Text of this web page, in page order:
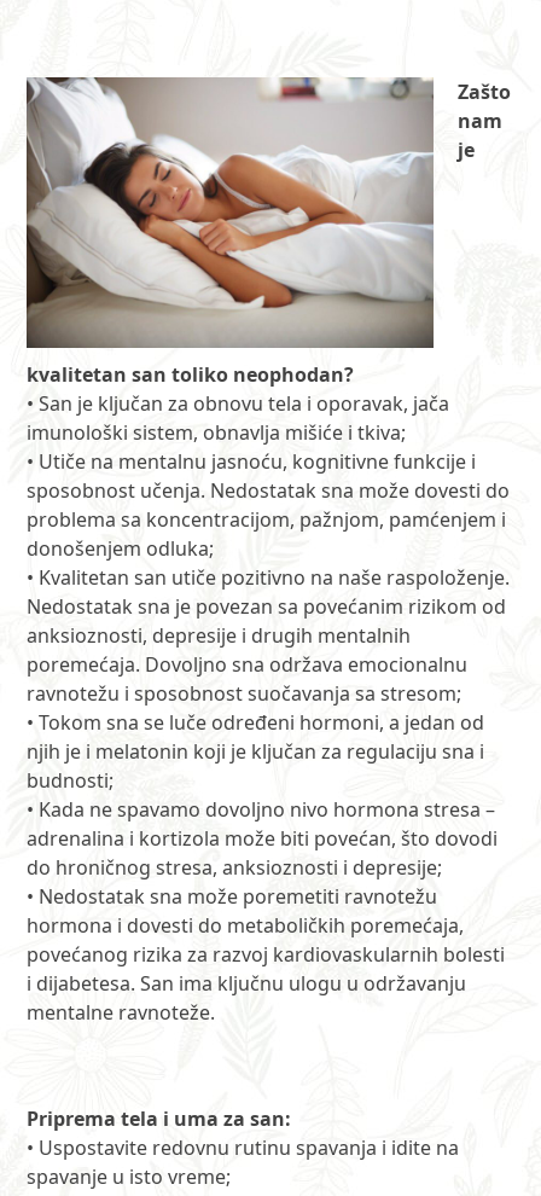
Zašto
nam
je
kvalitetan san toliko neophodan?
• San je ključan za obnovu tela i oporavak, jača
imunološki sistem, obnavlja mišiće i tkiva;
• Utiče na mentalnu jasnoću, kognitivne funkcije i
sposobnost učenja. Nedostatak sna može dovesti do
problema sa koncentracijom, pažnjom, pamćenjem i
donošenjem odluka;
• Kvalitetan san utiče pozitivno na naše raspoloženje.
Nedostatak sna je povezan sa povećanim rizikom od
anksioznosti, depresije i drugih mentalnih
poremećaja. Dovoljno sna održava emocionalnu
ravnotežu i sposobnost suočavanja sa stresom;
• Tokom sna se luče određeni hormoni, a jedan od
njih je i melatonin koji je ključan za regulaciju sna i
budnosti;
• Kada ne spavamo dovoljno nivo hormona stresa –
adrenalina i kortizola može biti povećan, što dovodi
do hroničnog stresa, anksioznosti i depresije;
• Nedostatak sna može poremetiti ravnotežu
hormona i dovesti do metaboličkih poremećaja,
povećanog rizika za razvoj kardiovaskularnih bolesti
i dijabetesa. San ima ključnu ulogu u održavanju
mentalne ravnoteže.
Priprema tela i uma za san:
• Uspostavite redovnu rutinu spavanja i idite na
spavanje u isto vreme;